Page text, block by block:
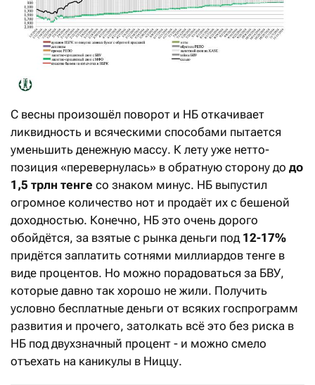
С весны произошёл поворот и НБ откачивает
ликвидность и всяческими способами пытается
уменьшить денежную массу. К лету уже нетто-
позиция «перевернулась» в обратную сторону до до
1,5 трлн тенге со знаком минус. НБ выпустил
огромное количество нот и продаёт их с бешеной
доходностью. Конечно, НБ это очень дорого
обойдётся, за взятые с рынка деньги под 12-17%
придётся заплатить сотнями миллиардов тенге в
виде процентов. Но можно порадоваться за БВУ,
которые давно так хорошо не жили. Получить
условно бесплатные деньги от всяких госпрограмм
развития и прочего, затолкать всё это без риска в
НБ под двухзначный процент - и можно смело
отъехать на каникулы в Ниццу.